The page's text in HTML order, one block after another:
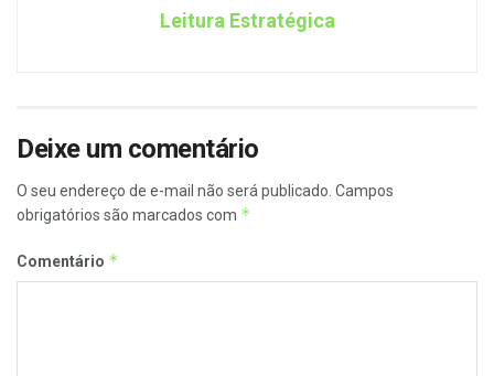
Leitura Estratégica
Deixe um comentário
O seu endereço de e-mail não será publicado. Campos
obrigatórios são marcados com *
Comentário *